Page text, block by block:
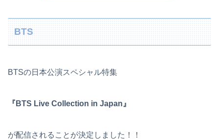
BTS
BTSの日本公演スペシャル特集
『BTS Live Collection in Japan』
が配信されることが決定しました！！